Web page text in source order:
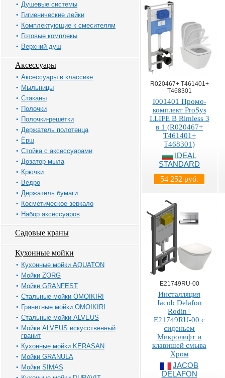
Душевые системы
Гигиенические лейки
Комплектующие к смесителям
Готовые комплекы
Верхний душ
Аксессуары
Аксессуары в классике
Мыльницы
Стаканы
Полочки
Полочки-решётки
Держатель полотенца
Ёрш
Стойка с аксессуарами
Дозатор мыла
Крючки
Ведро
Держатель бумаги
Косметическое зеркало
Набор аксессуаров
Садовые краны
Кухонные мойки
Кухонные мойки AQUATON
Мойки ZORG
Мойки GRANFEST
Стальные мойки OMOIKIRI
Гранитные мойки OMOIKIRI
Стальные мойки ALVEUS
Мойки ALVEUS искусственный
гранит
Кухонные мойки KERASAN
Мойки GRANULA
Мойки SIMAS
R020467+ T461401+
T468301
I001401 Промо-
комплект ProSys
I.LIFE B Rimless 3
в 1 (R020467+
T461401+
T468301)
IDEAL
STANDARD
54 252 руб.
E21749RU-00
Инсталляция
Jacob Delafon
Rodin+
E21749RU-00 с
сиденьем
Микролифт и
клавишей смыва
Хром
JACOB
DELAFON